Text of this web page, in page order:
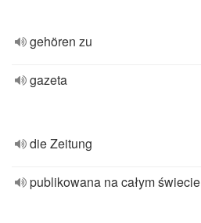
gehören zu
gazeta
die Zeitung
publikowana na całym świecie